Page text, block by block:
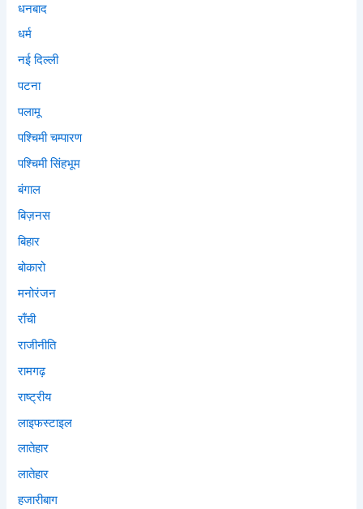
धनबाद
धर्म
नई दिल्ली
पटना
पलामू
पश्चिमी चम्पारण
पश्चिमी सिंहभूम
बंगाल
बिज़नस
बिहार
बोकारो
मनोरंजन
राँची
राजीनीति
रामगढ़
राष्ट्रीय
लाइफस्टाइल
लातेहार
लातेहार
हजारीबाग